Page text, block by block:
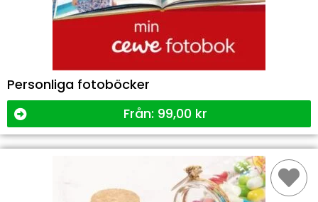
Personliga fotoböcker
Från: 99,00 kr